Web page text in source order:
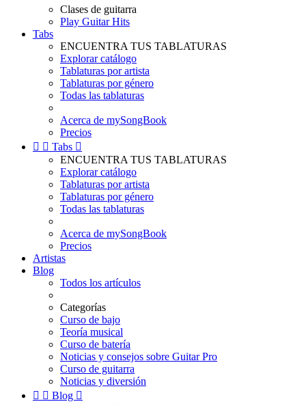
Clases de guitarra
Play Guitar Hits
Tabs
ENCUENTRA TUS TABLATURAS
Explorar catálogo
Tablaturas por artista
Tablaturas por género
Todas las tablaturas
Acerca de mySongBook
Precios
  Tabs 
ENCUENTRA TUS TABLATURAS
Explorar catálogo
Tablaturas por artista
Tablaturas por género
Todas las tablaturas
Acerca de mySongBook
Precios
Artistas
Blog
Todos los artículos
Categorías
Curso de bajo
Teoría musical
Curso de batería
Noticias y consejos sobre Guitar Pro
Curso de guitarra
Noticias y diversión
  Blog 